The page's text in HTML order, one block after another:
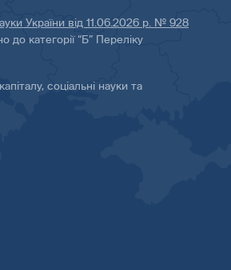
України від 11.06.2026 р. № 928
до категорії “Б” Переліку
соціальні науки та